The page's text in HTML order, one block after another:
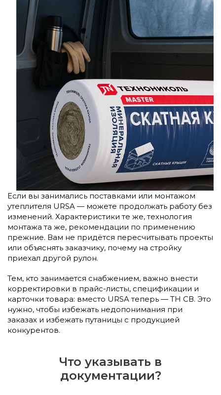
Если вы занимались поставками или монтажом
утеплителя URSA — можете продолжать работу без
изменений. Характеристики те же, технология
монтажа та же, рекомендации по применению
прежние. Вам не придётся пересчитывать проекты
или объяснять заказчику, почему на стройку
приехал другой рулон.
Тем, кто занимается снабжением, важно внести
корректировки в прайс-листы, спецификации и
карточки товара: вместо URSA теперь — ТН СВ. Это
нужно, чтобы избежать недопонимания при
заказах и избежать путаницы с продукцией
конкурентов.
Что указывать в
документации?